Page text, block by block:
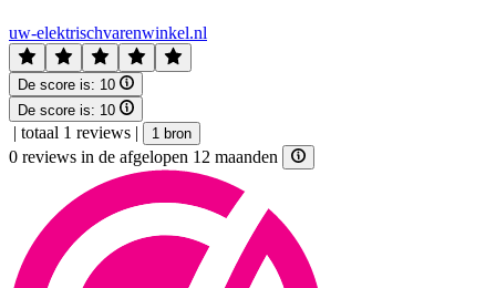
uw-elektrischvarenwinkel.nl
De score is: 10
De score is: 10
| totaal 1 reviews | 1 bron
0 reviews in de afgelopen 12 maanden